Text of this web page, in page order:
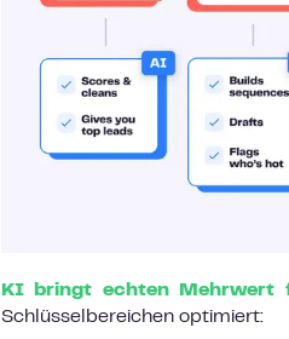
KI bringt echten Mehrwert
Schlüsselbereichen optimiert: